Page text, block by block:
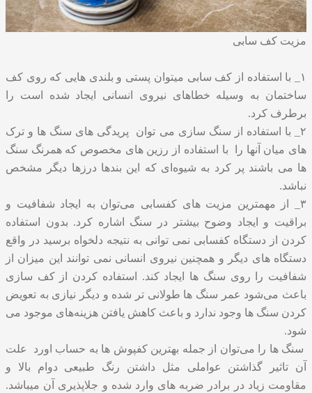
مزیت کف سابی
۱_ با استفاده از کف سابی میتوان پستی و بلندی هایی که روی کف
ساختمان به وسیله خطاهای نیروی انسانی ایجاد شده است را
برطرف کرد.
۲_ با استفاده از سنگ سازی می توان پریدگی های سنگ ها و ترک
های میان آنها را با استفاده از رزین های مخصوص که همرنگ سنگ
ها می باشند پر کرد به شیوه‌ای که این بندها درزها دیگر مشخص
نباشد.
۳_ از مهمترین مزیت های کفسابی می‌توان به ایجاد شفافیت و
براقیت و ایجاد وضوح بیشتر در سنگ اشاره کرد. بدون استفاده
کردن از دستگاه کفسابی نمی توانی به نتیجه دلخواه برسید در واقع
دستگاه های دیگر و همچنین نیروی انسانی نمی توانند این میزان از
شفافیت را روی سنگ ها ایجاد کند. استفاده کردن از کف سازی
باعث می‌شود عمر سنگ ها طولانی تر شده و دیگر نیازی به تعویض
کردن سنگ ها وجود ندارد و باعث کاهش یافتن هزینه‌های موجود می
شود.
سنگ ها را می‌توان از جمله بهترین کفپوش ها به حساب اورد علت
آن تاثیر گذاشتن عواملی مثل داشتن رنگ طبیعی دوام بالا و
مقاومت زیاد در برادر ضربه های وارد شده و جلاپذیری آن میباشد.